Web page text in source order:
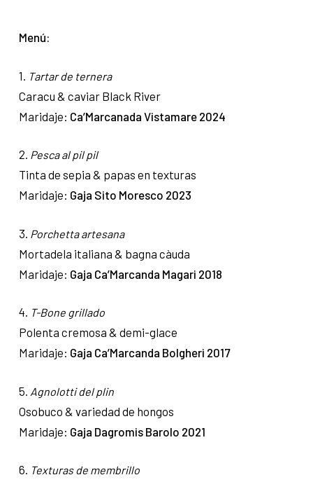
Menú:
1. Tartar de ternera
Caracu & caviar Black River
Maridaje: Ca’Marcanada Vistamare 2024
2. Pesca al pil pil
Tinta de sepia & papas en texturas
Maridaje: Gaja Sito Moresco 2023
3. Porchetta artesana
Mortadela italiana & bagna càuda
Maridaje: Gaja Ca’Marcanda Magari 2018
4. T-Bone grillado
Polenta cremosa & demi-glace
Maridaje: Gaja Ca’Marcanda Bolgheri 2017
5. Agnolotti del plin
Osobuco & variedad de hongos
Maridaje: Gaja Dagromis Barolo 2021
6. Texturas de membrillo